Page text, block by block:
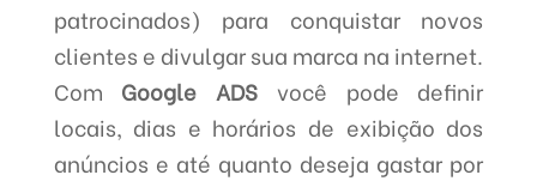
patrocinados) para conquistar novos
clientes e divulgar sua marca na internet.
Com Google ADS você pode definir
locais, dias e horários de exibição dos
anúncios e até quanto deseja gastar por